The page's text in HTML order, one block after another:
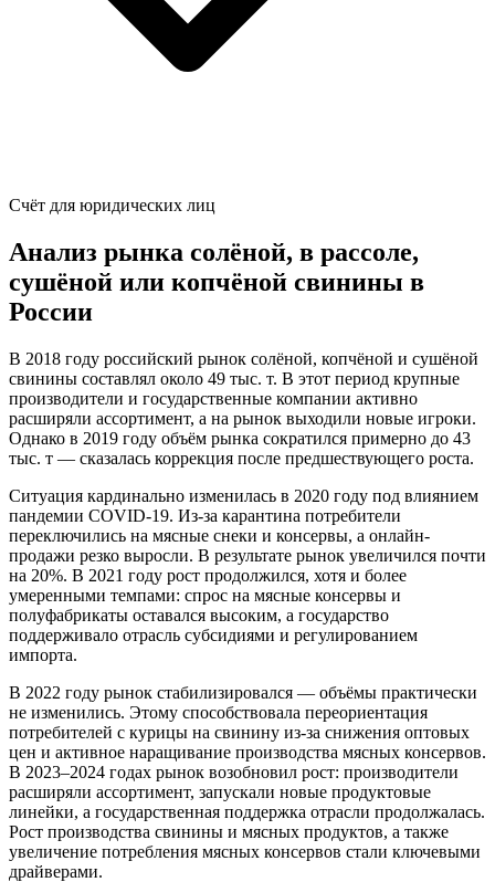
Счёт для юридических лиц
Анализ рынка солёной, в рассоле,
сушёной или копчёной свинины в
России
В 2018 году российский рынок солёной, копчёной и сушёной
свинины составлял около 49 тыс. т. В этот период крупные
производители и государственные компании активно
расширяли ассортимент, а на рынок выходили новые игроки.
Однако в 2019 году объём рынка сократился примерно до 43
тыс. т — сказалась коррекция после предшествующего роста.
Ситуация кардинально изменилась в 2020 году под влиянием
пандемии COVID-19. Из-за карантина потребители
переключились на мясные снеки и консервы, а онлайн-
продажи резко выросли. В результате рынок увеличился почти
на 20%. В 2021 году рост продолжился, хотя и более
умеренными темпами: спрос на мясные консервы и
полуфабрикаты оставался высоким, а государство
поддерживало отрасль субсидиями и регулированием
импорта.
В 2022 году рынок стабилизировался — объёмы практически
не изменились. Этому способствовала переориентация
потребителей с курицы на свинину из-за снижения оптовых
цен и активное наращивание производства мясных консервов.
В 2023–2024 годах рынок возобновил рост: производители
расширяли ассортимент, запускали новые продуктовые
линейки, а государственная поддержка отрасли продолжалась.
Рост производства свинины и мясных продуктов, а также
увеличение потребления мясных консервов стали ключевыми
драйверами.